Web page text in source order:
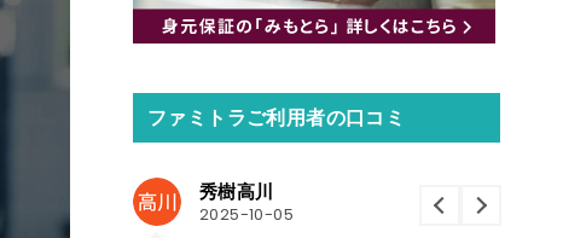
ファミトラご利用者の口コミ
秀樹高川
2025-10-05